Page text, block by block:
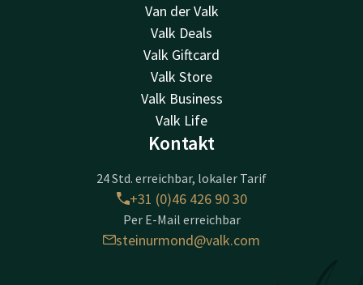
Van der Valk
Valk Deals
Valk Giftcard
Valk Store
Valk Business
Valk Life
Kontakt
24 Std. erreichbar, lokaler Tarif
+31 (0)46 426 90 30
Per E-Mail erreichbar
steinurmond@valk.com